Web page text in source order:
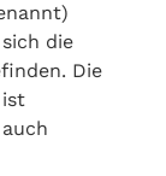
die
Die
ist